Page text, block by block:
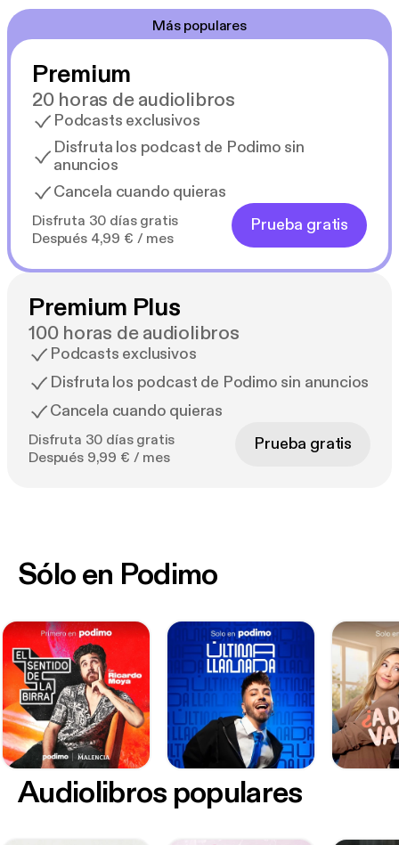
Más populares
Premium
20 horas de audiolibros
Podcasts exclusivos
Disfruta los podcast de Podimo sin
anuncios
Cancela cuando quieras
Disfruta 30 días gratis
Después 4,99 € / mes
Prueba gratis
Premium Plus
100 horas de audiolibros
Podcasts exclusivos
Disfruta los podcast de Podimo sin anuncios
Cancela cuando quieras
Disfruta 30 días gratis
Después 9,99 € / mes
Prueba gratis
Sólo en Podimo
Audiolibros populares